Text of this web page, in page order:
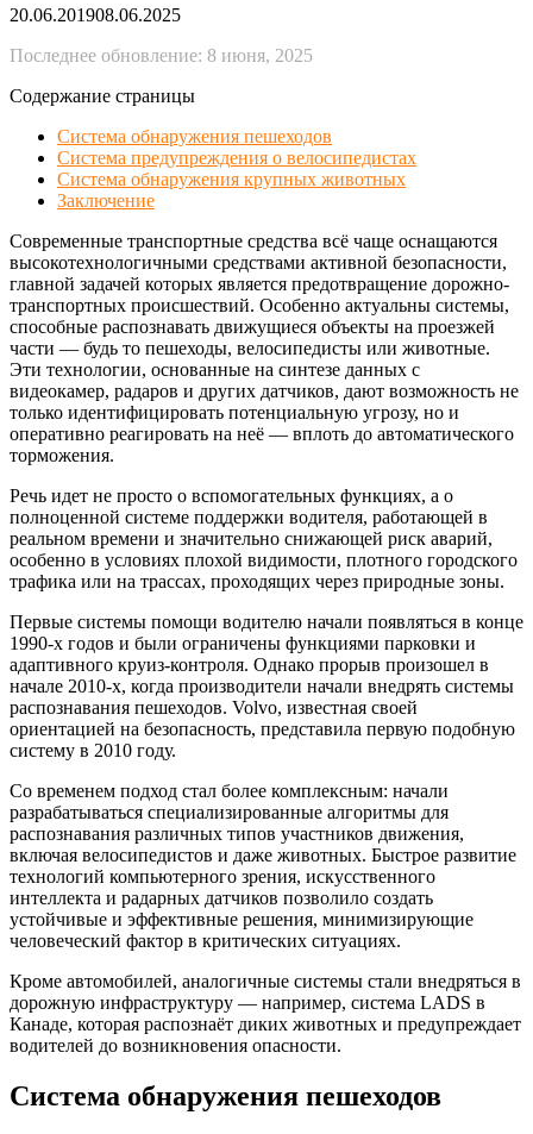
20.06.201908.06.2025
Последнее обновление: 8 июня, 2025
Содержание страницы
Система обнаружения пешеходов
Система предупреждения о велосипедистах
Система обнаружения крупных животных
Заключение
Современные транспортные средства всё чаще оснащаются
высокотехнологичными средствами активной безопасности,
главной задачей которых является предотвращение дорожно-
транспортных происшествий. Особенно актуальны системы,
способные распознавать движущиеся объекты на проезжей
части — будь то пешеходы, велосипедисты или животные.
Эти технологии, основанные на синтезе данных с
видеокамер, радаров и других датчиков, дают возможность не
только идентифицировать потенциальную угрозу, но и
оперативно реагировать на неё — вплоть до автоматического
торможения.
Речь идет не просто о вспомогательных функциях, а о
полноценной системе поддержки водителя, работающей в
реальном времени и значительно снижающей риск аварий,
особенно в условиях плохой видимости, плотного городского
трафика или на трассах, проходящих через природные зоны.
Первые системы помощи водителю начали появляться в конце
1990-х годов и были ограничены функциями парковки и
адаптивного круиз-контроля. Однако прорыв произошел в
начале 2010-х, когда производители начали внедрять системы
распознавания пешеходов. Volvo, известная своей
ориентацией на безопасность, представила первую подобную
систему в 2010 году.
Со временем подход стал более комплексным: начали
разрабатываться специализированные алгоритмы для
распознавания различных типов участников движения,
включая велосипедистов и даже животных. Быстрое развитие
технологий компьютерного зрения, искусственного
интеллекта и радарных датчиков позволило создать
устойчивые и эффективные решения, минимизирующие
человеческий фактор в критических ситуациях.
Кроме автомобилей, аналогичные системы стали внедряться в
дорожную инфраструктуру — например, система LADS в
Канаде, которая распознаёт диких животных и предупреждает
водителей до возникновения опасности.
Система обнаружения пешеходов